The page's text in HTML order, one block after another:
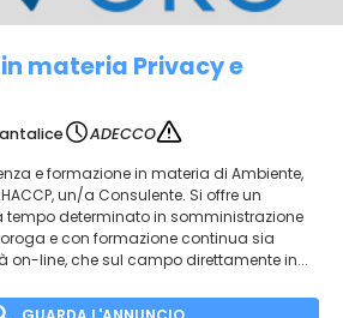
materia Privacy e
ADECCO
e formazione in materia di Ambiente,
un/a Consulente. Si offre un
tempo determinato in somministrazione
e con formazione continua sia
on-line, che sul campo direttamente in...